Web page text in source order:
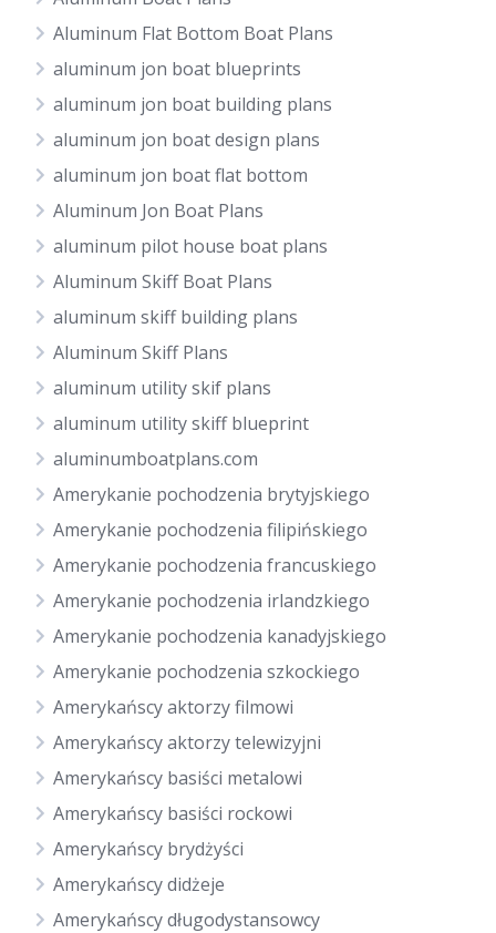
Aluminum Flat Bottom Boat Plans
aluminum jon boat blueprints
aluminum jon boat building plans
aluminum jon boat design plans
aluminum jon boat flat bottom
Aluminum Jon Boat Plans
aluminum pilot house boat plans
Aluminum Skiff Boat Plans
aluminum skiff building plans
Aluminum Skiff Plans
aluminum utility skif plans
aluminum utility skiff blueprint
aluminumboatplans.com
Amerykanie pochodzenia brytyjskiego
Amerykanie pochodzenia filipińskiego
Amerykanie pochodzenia francuskiego
Amerykanie pochodzenia irlandzkiego
Amerykanie pochodzenia kanadyjskiego
Amerykanie pochodzenia szkockiego
Amerykańscy aktorzy filmowi
Amerykańscy aktorzy telewizyjni
Amerykańscy basiści metalowi
Amerykańscy basiści rockowi
Amerykańscy brydżyści
Amerykańscy didżeje
Amerykańscy długodystansowcy